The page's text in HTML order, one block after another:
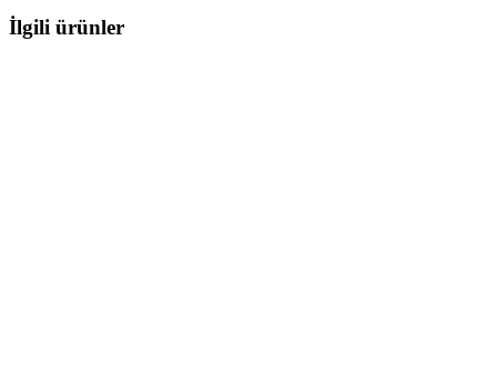
İlgili ürünler